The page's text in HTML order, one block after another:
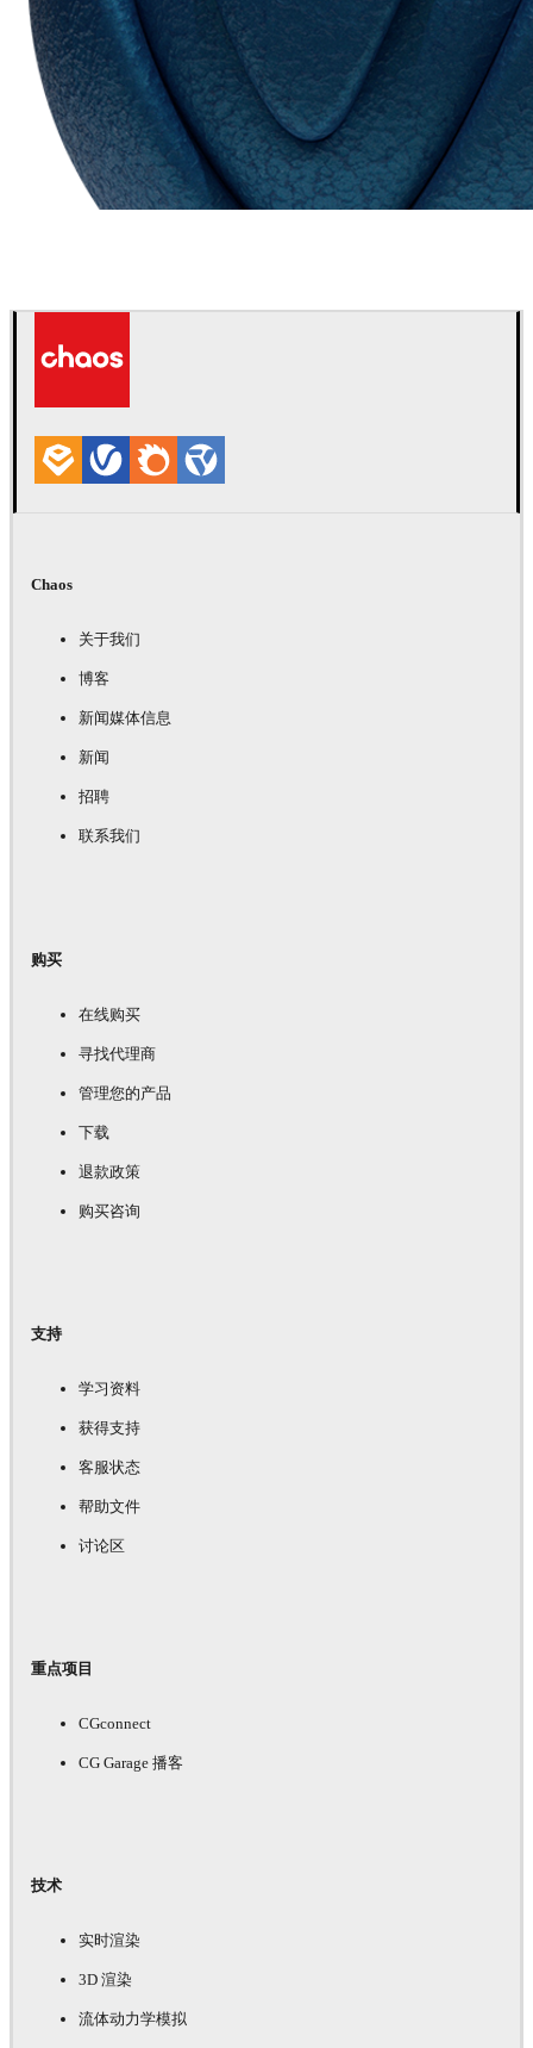
Chaos
关于我们
博客
新闻媒体信息
新闻
招聘
联系我们
购买
在线购买
寻找代理商
管理您的产品
下载
退款政策
购买咨询
支持
学习资料
获得支持
客服状态
帮助文件
讨论区
重点项目
CGconnect
CG Garage 播客
技术
实时渲染
3D 渲染
流体动力学模拟